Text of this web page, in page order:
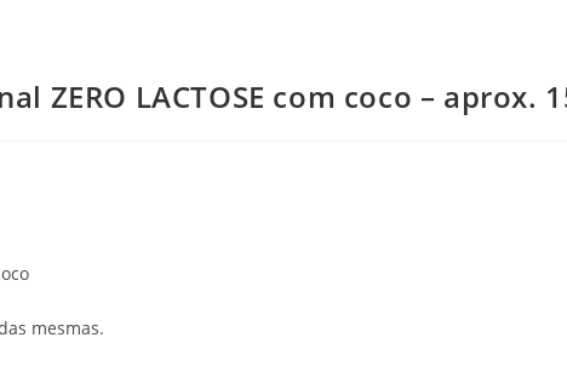
ZERO LACTOSE com coco – aprox.
mesmas.